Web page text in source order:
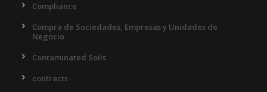
Compliance
Compra de Sociedades, Empresas y Unidades de
Negocio
Contaminated Soils
contracts